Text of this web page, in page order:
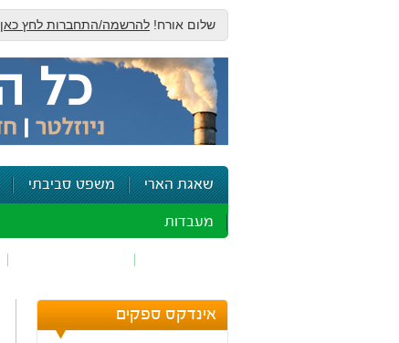
שלום אורח! להרשמה/התחברות לחץ כאן
שאגת הארי משפט סביבתי
מעבדות
אינדקס ספקים